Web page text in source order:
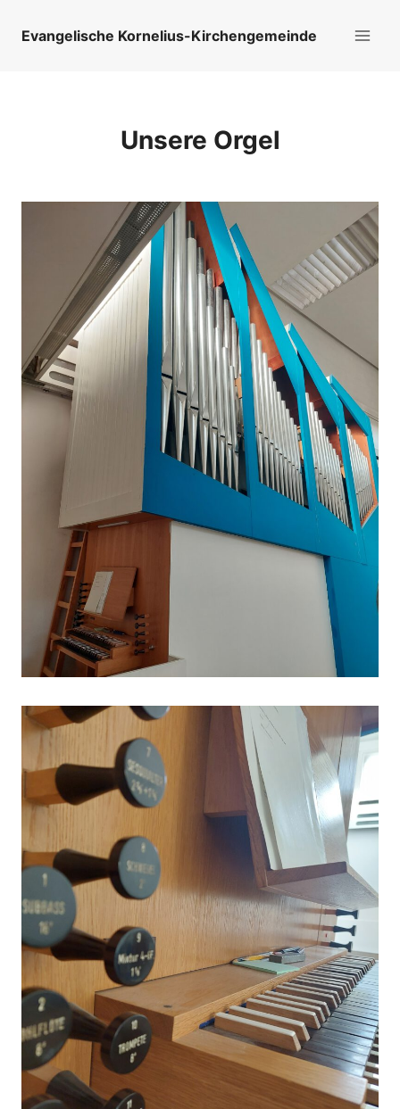
InhaltEvangelische Kornelius-Kirchengemeinde
Unsere Orgel